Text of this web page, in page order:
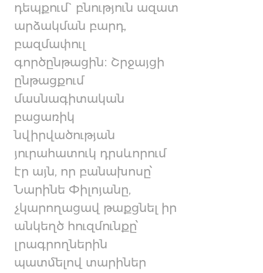
դեպքում` բնություն ազատ
արձակման բարդ,
բազմափուլ
գործընթացին։ Շրջայցի
ընթացքում
մասնագիտական
բացառիկ
նվիրվածության
յուրահատուկ դրսևորում
էր այն, որ բանախոսը՝
Նարինե Փիլոյանը,
չկարողացավ թաքցնել իր
անկեղծ հուզմունքը՝
լրագրողներին
պատմելով տարիներ